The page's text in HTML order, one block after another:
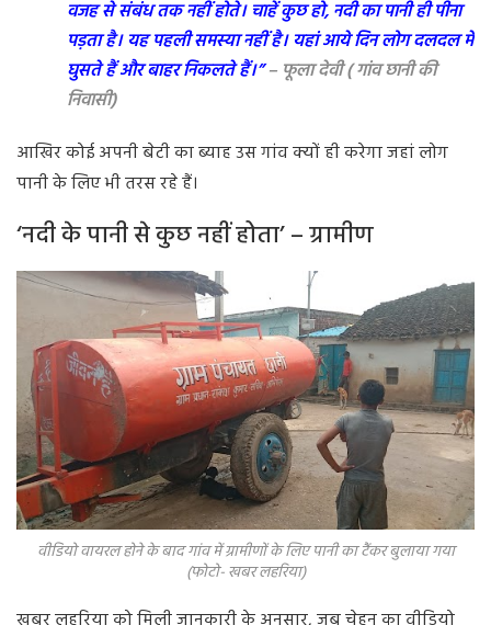
वजह से संबंध तक नहीं होते। चाहें कुछ हो, नदी का पानी ही पीना
पड़ता है। यह पहली समस्या नहीं है। यहां आये दिन लोग दलदल में
घुसते हैं और बाहर निकलते हैं।”– फूला देवी ( गांव छानी की
निवासी)
आखिर कोई अपनी बेटी का ब्याह उस गांव क्यों ही करेगा जहां लोग
पानी के लिए भी तरस रहे हैं।
‘नदी के पानी से कुछ नहीं होता’ – ग्रामीण
वीडियो वायरल होने के बाद गांव में ग्रामीणों के लिए पानी का टैंकर बुलाया गया
(फोटो- खबर लहरिया)